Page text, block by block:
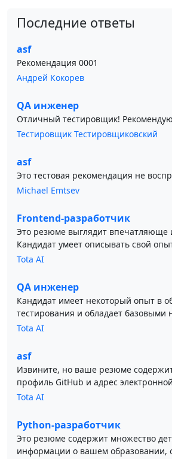
Последние ответы
asf
Рекомендация 0001
Андрей Кокорев
QA инженер
Отличный тестировщик!
Тестировщик Тестировщиковский
asf
Это тестовая рекомендация не
Michael Emtsev
Frontend-разработчик
Это резюме выглядит впечатляюще
Кандидат умеет описывать свой
Tota AI
QA инженер
Кандидат имеет некоторый опыт в
тестирования и обладает базовыми
Tota AI
asf
Извините, но ваше резюме
профиль GitHub и адрес
Tota AI
Python-разработчик
Это резюме содержит множество
информации о вашем образовании,